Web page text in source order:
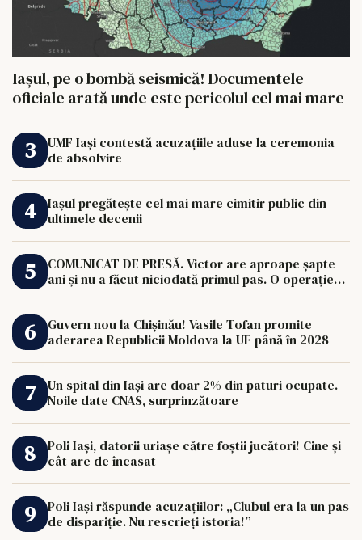
Iașul, pe o bombă seismică! Documentele
oficiale arată unde este pericolul cel mai mare
UMF Iași contestă acuzațiile aduse la ceremonia
de absolvire
Iașul pregătește cel mai mare cimitir public din
ultimele decenii
COMUNICAT DE PRESĂ. Victor are aproape șapte
ani și nu a făcut niciodată primul pas. O operație
Guvern nou la Chișinău! Vasile Tofan promite
aderarea Republicii Moldova la UE până în 2028
Un spital din Iași are doar 2% din paturi ocupate.
Noile date CNAS, surprinzătoare
Poli Iași, datorii uriașe către foștii jucători! Cine și
cât are de încasat
Poli Iași răspunde acuzațiilor: „Clubul era la un pas
de dispariție. Nu rescrieți istoria!”